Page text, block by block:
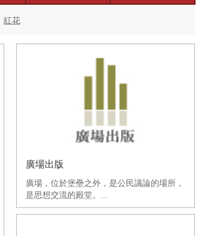
紅花
廣場出版
廣場，位於堡壘之外，是公民議論的場所，
是思想交流的殿堂。...